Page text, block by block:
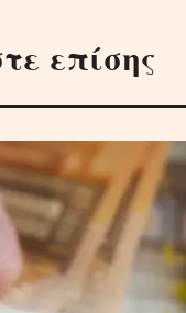
επίσης